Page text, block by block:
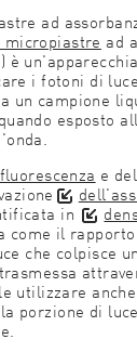
ad
ad
è
i fotoni di luce
un campione
esposto
fluorescenza e
in
come il
che colpisce
utilizzare
porzione di